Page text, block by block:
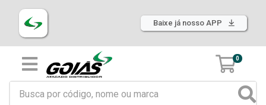
Baixe já nosso APP
0